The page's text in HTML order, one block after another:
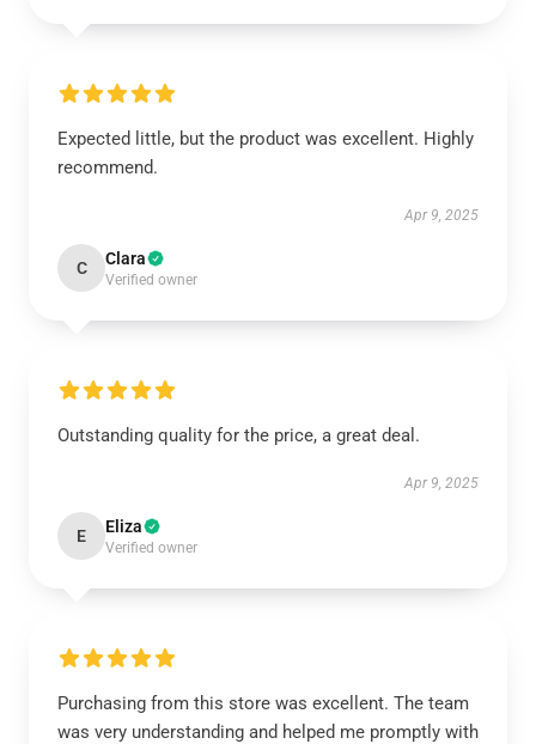
Expected little, but the product was excellent. Highly
recommend.
Apr 9, 2025
C Clara
Verified owner
Outstanding quality for the price, a great deal.
Apr 9, 2025
E Eliza
Verified owner
Purchasing from this store was excellent. The team
was very understanding and helped me promptly with